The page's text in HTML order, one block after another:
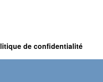
de confidentialité